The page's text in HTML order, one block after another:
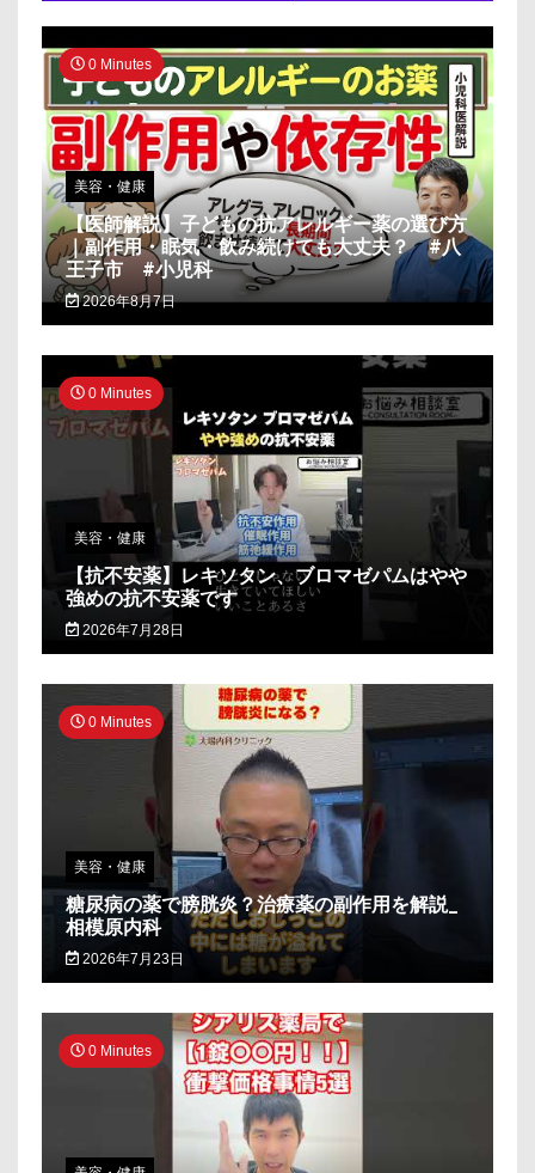
0 Minutes
美容・健康
【医師解説】子どもの抗アレルギー薬の選び方
｜副作用・眠気・飲み続けても大丈夫？ #八
王子市 #小児科
2026年8月7日
0 Minutes
美容・健康
【抗不安薬】レキソタン、ブロマゼパムはやや
強めの抗不安薬です
2026年7月28日
0 Minutes
美容・健康
糖尿病の薬で膀胱炎？治療薬の副作用を解説_
相模原内科
2026年7月23日
0 Minutes